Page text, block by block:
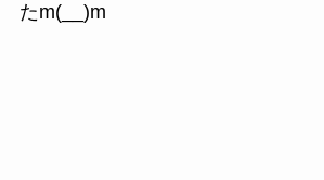
たm(__)m